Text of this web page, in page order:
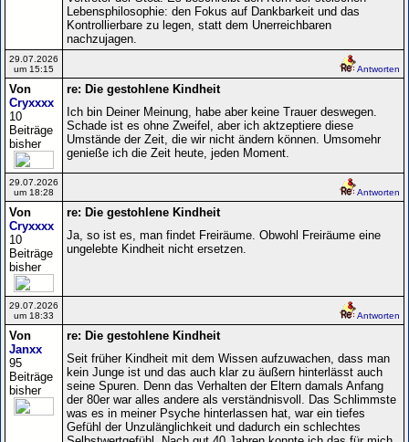
Lebensphilosophie: den Fokus auf Dankbarkeit und das
Kontrollierbare zu legen, statt dem Unerreichbaren
nachzujagen.
29.07.2026
um 15:15
Antworten
Von
Cryxxxx
10
Beiträge
bisher
re: Die gestohlene Kindheit
Ich bin Deiner Meinung, habe aber keine Trauer deswegen.
Schade ist es ohne Zweifel, aber ich aktzeptiere diese
Umstände der Zeit, die wir nicht ändern können. Umsomehr
genieße ich die Zeit heute, jeden Moment.
29.07.2026
um 18:28
Antworten
Von
Cryxxxx
10
Beiträge
bisher
re: Die gestohlene Kindheit
Ja, so ist es, man findet Freiräume. Obwohl Freiräume eine
ungelebte Kindheit nicht ersetzen.
29.07.2026
um 18:33
Antworten
Von
Janxx
95
Beiträge
bisher
re: Die gestohlene Kindheit
Seit früher Kindheit mit dem Wissen aufzuwachen, dass man
kein Junge ist und das auch klar zu äußern hinterlässt auch
seine Spuren. Denn das Verhalten der Eltern damals Anfang
der 80er war alles andere als verständnisvoll. Das Schlimmste
was es in meiner Psyche hinterlassen hat, war ein tiefes
Gefühl der Unzulänglichkeit und dadurch ein schlechtes